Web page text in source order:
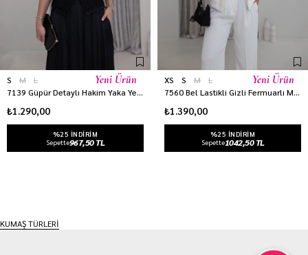
S M
L
7139 Güpür Detaylı Hakim Yaka Yelek SİYAH
₺1.290,00
%25 INDIRIM
Sepette967,50 TL
Yeni Ürün XS S M
L
7560 Bel Lastikli Gizli Fermuarlı Modern Kesim Yelek EKRU
₺1.390,00
%25 INDIRIM
Sepette1042,50 TL
Yeni Ürün
KUMAŞ TÜRLERİ